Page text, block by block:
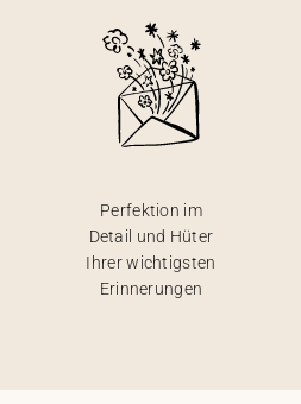
Perfektion im
Detail und Hüter
Ihrer wichtigsten
Erinnerungen